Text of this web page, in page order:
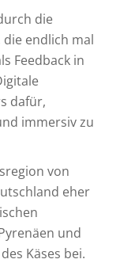
die
endlich mal
Feedback in
dafür,
immersiv zu
von
eher
und
Käses bei.